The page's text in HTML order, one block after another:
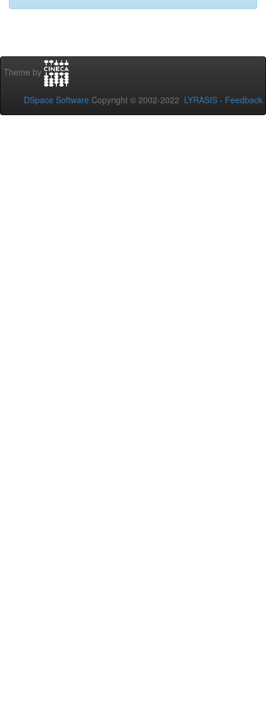
Theme by
DSpace Software Copyright © 2002-2022 LYRASIS - Feedback